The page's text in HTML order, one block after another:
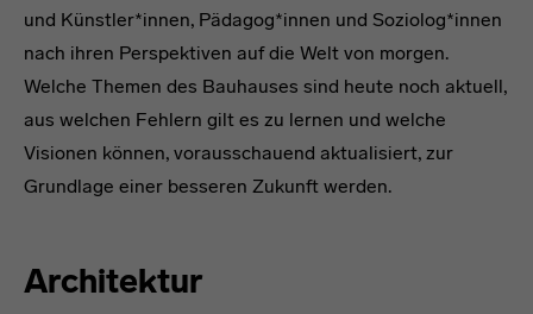
und Künstler*innen, Pädagog*innen und Soziolog*innen
nach ihren Perspektiven auf die Welt von morgen.
Welche Themen des Bauhauses sind heute noch aktuell,
aus welchen Fehlern gilt es zu lernen und welche
Visionen können, vorausschauend aktualisiert, zur
Grundlage einer besseren Zukunft werden.
Architektur